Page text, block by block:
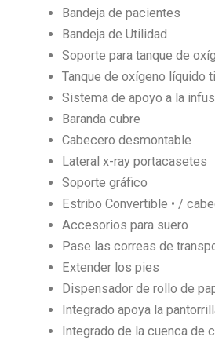
Bandeja de pacientes
Bandeja de Utilidad
Soporte para tanque de
Tanque de oxígeno líquido
Sistema de apoyo a la
Baranda cubre
Cabecero desmontable
Lateral x-ray portacasetes
Soporte gráfico
Estribo Convertible • /
Accesorios para suero
Pase las correas de
Extender los pies
Dispensador de rollo de
Integrado apoya la
Integrado de la cuenca de